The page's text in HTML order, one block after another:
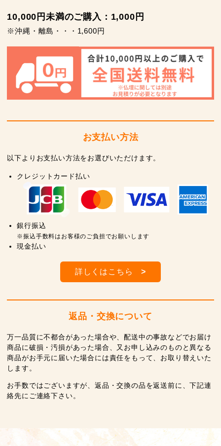
10,000円未満のご購入：1,000円
※沖縄・離島・・・1,600円
お支払い方法
以下よりお支払い方法をお選びいただけます。
クレジットカード払い
銀行振込
※振込手数料はお客様のご負担でお願いします
現金払い
詳しくはこちら>
返品・交換について
万一品質に不都合があった場合や、配送中の事故などでお届け
商品に破損・汚損があった場合、又お申し込みのものと異なる
商品がお手元に届いた場合には責任をもって、お取り替えいた
します。
お手数ではございますが、返品・交換の品を返送前に、下記連
絡先にご連絡下さい。